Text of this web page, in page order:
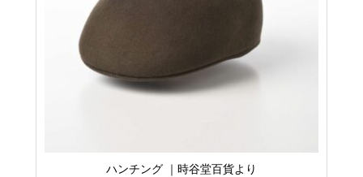
ハンチング ｜時谷堂百貨より